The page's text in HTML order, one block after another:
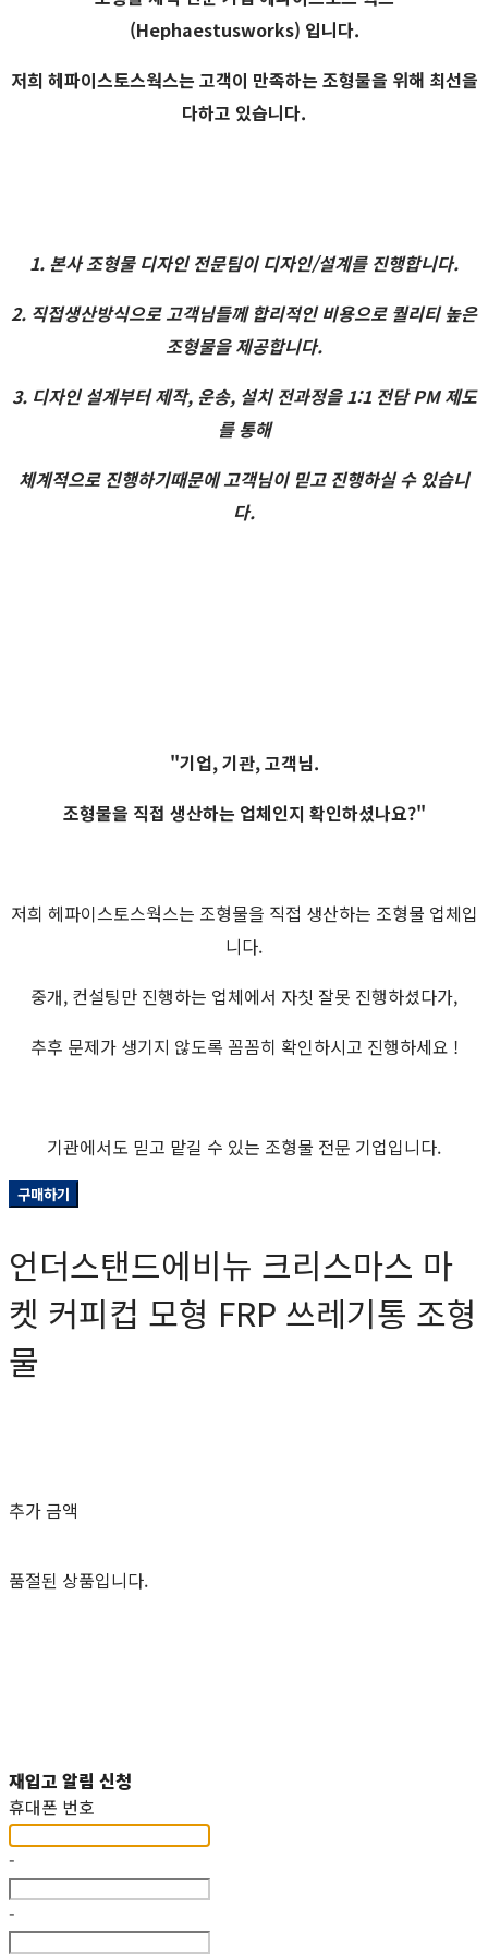
(Hephaestusworks) 입니다.
저희 헤파이스토스웍스는 고객이 만족하는 조형물을 위해 최선을
다하고 있습니다.
1. 본사 조형물 디자인 전문팀이 디자인/설계를 진행합니다.
2. 직접생산방식으로 고객님들께 합리적인 비용으로 퀄리티 높은
조형물을 제공합니다.
3. 디자인 설계부터 제작, 운송, 설치 전과정을 1:1 전담 PM 제도
를 통해
체계적으로 진행하기때문에 고객님이 믿고 진행하실 수 있습니
다.
"기업, 기관, 고객님.
조형물을 직접 생산하는 업체인지 확인하셨나요?"
저희 헤파이스토스웍스는 조형물을 직접 생산하는 조형물 업체입
니다.
중개, 컨설팅만 진행하는 업체에서 자칫 잘못 진행하셨다가,
추후 문제가 생기지 않도록 꼼꼼히 확인하시고 진행하세요 !
기관에서도 믿고 맡길 수 있는 조형물 전문 기업입니다.
구매하기
언더스탠드에비뉴 크리스마스 마
켓 커피컵 모형 FRP 쓰레기통 조형
물
추가 금액
품절된 상품입니다.
재입고 알림 신청
휴대폰 번호
-
-